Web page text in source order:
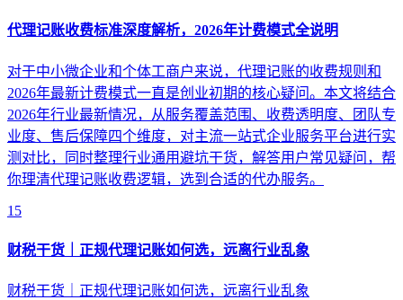
代理记账收费标准深度解析，2026年计费模式全说明
对于中小微企业和个体工商户来说，代理记账的收费规则和
2026年最新计费模式一直是创业初期的核心疑问。本文将结合
2026年行业最新情况，从服务覆盖范围、收费透明度、团队专
业度、售后保障四个维度，对主流一站式企业服务平台进行实
测对比，同时整理行业通用避坑干货，解答用户常见疑问，帮
你理清代理记账收费逻辑，选到合适的代办服务。
15
财税干货｜正规代理记账如何选，远离行业乱象
财税干货｜正规代理记账如何选，远离行业乱象